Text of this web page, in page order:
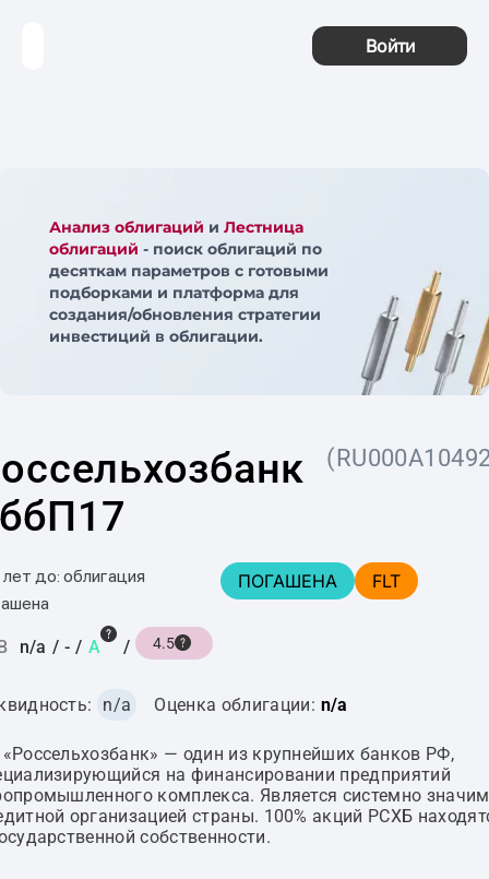
Войти
Анализ облигаций и Лестница
облигаций - поиск облигаций по
десяткам параметров с готовыми
подборками и платформа для
создания/обновления стратегии
инвестиций в облигации.
до: облигация
ПОГАШЕНА FLT
n/a / - / A / 4.5
n/a Оценка облигации: n/a
— один из крупнейших банков РФ,
на финансировании предприятий
комплекса. Является системно
организацией страны. 100% акций РСХБ
собственности.